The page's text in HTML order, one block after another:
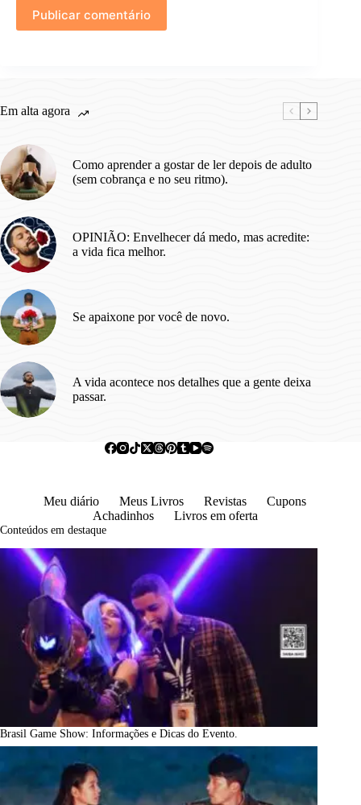
Publicar comentário
Em alta agora
Como aprender a gostar de ler depois de adulto
(sem cobrança e no seu ritmo).
OPINIÃO: Envelhecer dá medo, mas acredite:
a vida fica melhor.
Se apaixone por você de novo.
A vida acontece nos detalhes que a gente deixa
passar.
Meu diário Meus Livros Revistas
Cupons
Achadinhos
Livros em oferta
Conteúdos em destaque
Brasil Game Show: Informações e Dicas do Evento.